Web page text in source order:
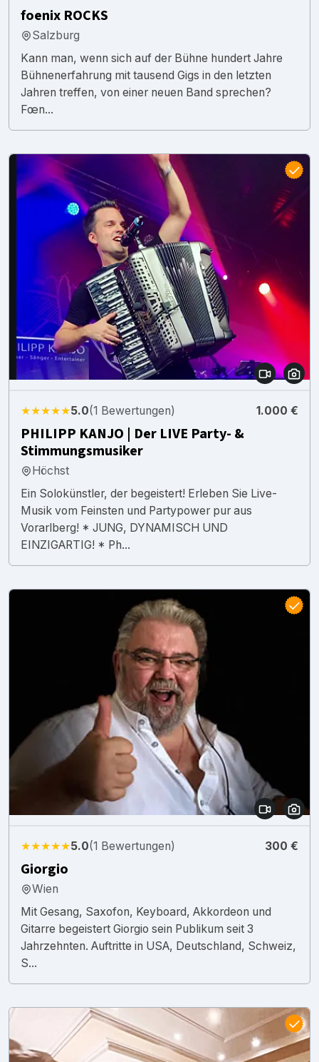
foenix ROCKS
Salzburg
Kann man, wenn sich auf der Bühne hundert Jahre
Bühnenerfahrung mit tausend Gigs in den letzten
Jahren treffen, von einer neuen Band sprechen?
Fœn...
★★★★★5.0(1 Bewertungen) 1.000 €
PHILIPP KANJO | Der LIVE Party- &
Stimmungsmusiker
Höchst
Ein Solokünstler, der begeistert! Erleben Sie Live-
Musik vom Feinsten und Partypower pur aus
Vorarlberg! * JUNG, DYNAMISCH UND
EINZIGARTIG! * Ph...
★★★★★5.0(1 Bewertungen) 300 €
Giorgio
Wien
Mit Gesang, Saxofon, Keyboard, Akkordeon und
Gitarre begeistert Giorgio sein Publikum seit 3
Jahrzehnten. Auftritte in USA, Deutschland, Schweiz,
S...